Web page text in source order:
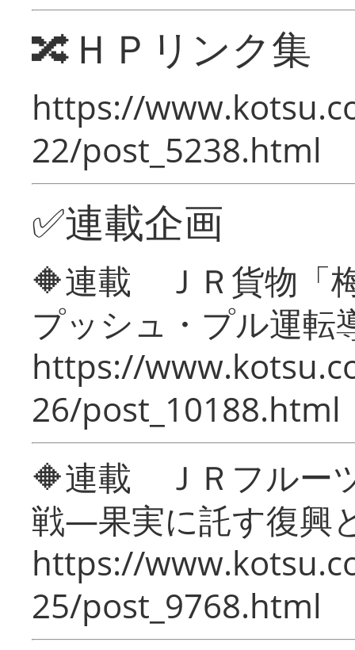
🔀ＨＰリンク集
https://
22/post_5238.html
✅連載企画
🔶連載 ＪＲ貨物「
プッシュ・プル運転
https://
26/post_10188.html
🔶連載 ＪＲフルー
戦―果実に託す復興
https://
25/post_9768.html